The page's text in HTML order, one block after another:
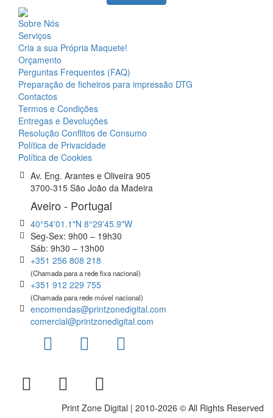
Sobre Nós
Serviços
Cria a sua Própria Maquete!
Orçamento
Perguntas Frequentes (FAQ)
Preparação de ficheiros para impressão DTG
Contactos
Termos e Condições
Entregas e Devoluções
Resolução Conflitos de Consumo
Política de Privacidade
Política de Cookies
Av. Eng. Arantes e Oliveira 905
3700-315 São João da Madeira
Aveiro - Portugal
40°54'01.1"N 8°29'45.9"W
Seg-Sex: 9h00 – 19h30
Sáb: 9h30 – 13h00
+351 256 808 218
(Chamada para a rede fixa nacional)
+351 912 229 755
(Chamada para rede móvel nacional)
encomendas@printzonedigital.com
comercial@printzonedigital.com
Print Zone Digital | 2010-2026 © All Rights Reserved